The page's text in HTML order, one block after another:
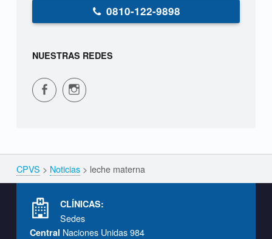
0810-122-9898
NUESTRAS REDES
CPVS en Facebook CPVS en Instagram
Breadcrumbs navigation
CPVS > Noticias> leche materna
CLÍNICAS:
Sedes
Central Naciones Unidas 984